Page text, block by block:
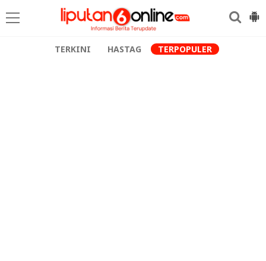
TERKINI HASTAG TERPOPULER